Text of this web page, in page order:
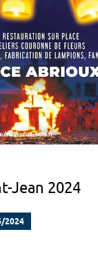
Jean 2024
2024